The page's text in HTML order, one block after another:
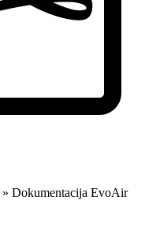
» Dokumentacija EvoAir